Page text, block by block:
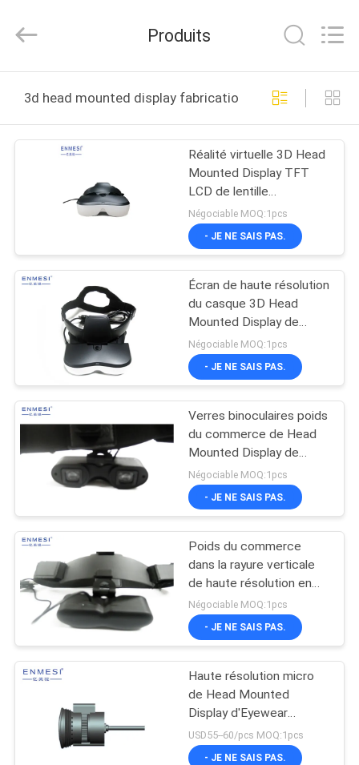
PRODUITS
NOUS
VISITE
D'USINE
CONTRÔLE
DE
QUALITÉ
CAS
DEMANDEZ
UNE
CITATION
SHOPPING
ONLINE
Intelligence
Technology
All
Reserved.
Produits
3d head mounted display fabrication en ligne
Réalité virtuelle 3D Head
Mounted Display TFT
LCD de lentille
asphérique pour la
production industrielle
Négociable MOQ:1pcs
- JE NE SAIS PAS.
Écran de haute résolution
du casque 3D Head
Mounted Display de
réalité virtuelle double
Négociable MOQ:1pcs
- JE NE SAIS PAS.
Verres binoculaires poids
du commerce de Head
Mounted Display de
réalité virtuelle dedans
avec le grand écran
Négociable MOQ:1pcs
- JE NE SAIS PAS.
Poids du commerce
dans la rayure verticale
de haute résolution en
verre binoculaires de
Head Mounted Display
Négociable MOQ:1pcs
- JE NE SAIS PAS.
Haute résolution micro
de Head Mounted
Display d'Eyewear
portatif pour
l'Endoscope
USD55--60/pcs MOQ:1pcs
- JE NE SAIS PAS.